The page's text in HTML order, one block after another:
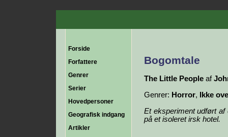
Forside
Forfattere
Genrer
Serier
Hovedpersoner
Geografisk indgang
Artikler
Bogomtale
The Little People af
Genrer: Horror,
Ikke
Et eksperiment udført
på et isoleret irsk hotel.